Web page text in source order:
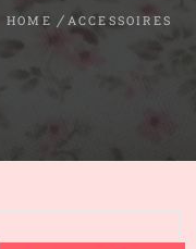
HOME ACCESSOIRES